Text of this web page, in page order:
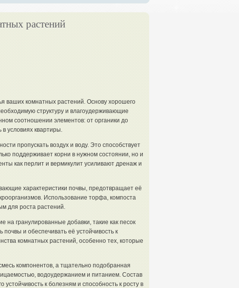
растений
ваших комнатных растений. Основу хорошего
структуру и влагоудерживающие
соотношении элементов: от органики до
условиях квартиры.
пропускать воздух и воду. Это способствует
поддерживает корни в нужном состоянии, но и
как перлит и вермикулит усиливают дренаж и
характеристики почвы, предотвращает её
Использование торфа, компоста
для роста растений.
на гранулированные добавки, такие как песок
и обеспечивать её устойчивость к
комнатных растений, особенно тех, которые
компонентов, а тщательно подобранная
водоудержанием и питанием. Состав
к болезням и способность к росту в